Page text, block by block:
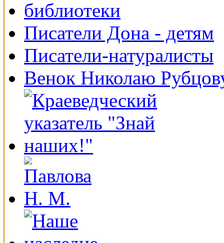
Писатели Дона - детям
Писатели-натуралисты
Венок Николаю